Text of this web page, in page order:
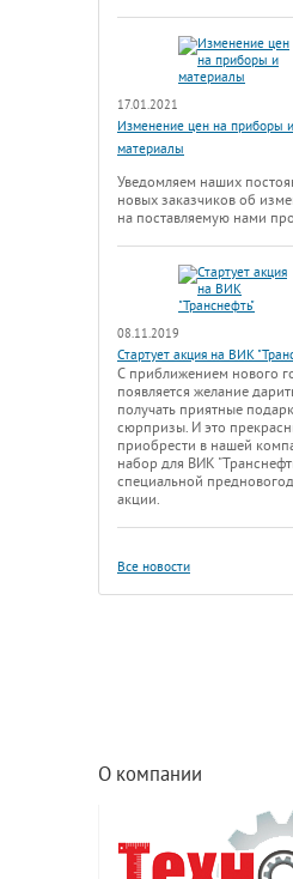
17.01.2021
Изменение цен на приборы и
материалы
Уведомляем наших
новых заказчиков об
на поставляемую нами
08.11.2019
Стартует акция на ВИК
С приближением нового
появляется желание
получать приятные
сюрпризы. И это
приобрести в нашей
набор для ВИК
специальной
акции.
Все новости
О компании